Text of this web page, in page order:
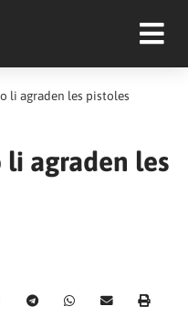
li agraden les pistoles
li agraden les